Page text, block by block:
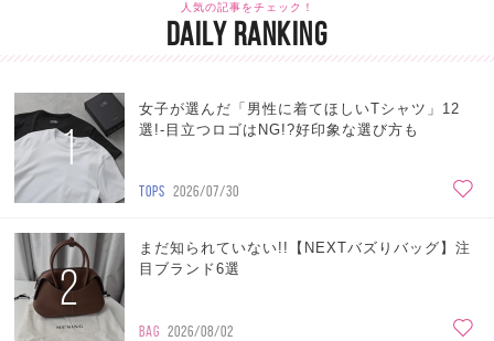
人気の記事をチェック！
DAILY RANKING
1
女子が選んだ「男性に着てほしいTシャツ」12
選!-目立つロゴはNG!?好印象な選び方も
TOPS 2026/07/30
2
まだ知られていない!!【NEXTバズりバッグ】注
目ブランド6選
BAG 2026/08/02